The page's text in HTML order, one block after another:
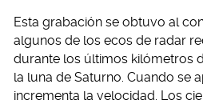
Esta grabación se obtuvo al
algunos de los ecos de radar
durante los últimos kilómetros
la luna de Saturno. Cuando se
incrementa la velocidad. Los